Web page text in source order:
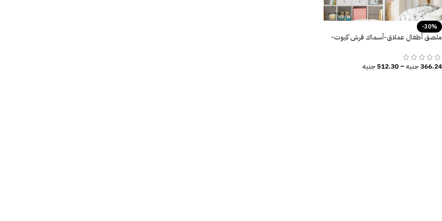
-30%
ملصق أطفال عملاق-أسماك قرش كيوت-
366.24جنيه–
512.30جنيه